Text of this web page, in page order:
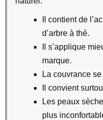
Il contient de
d’arbre à thé.
Il s’applique
marque.
La couvrance
Il convient
Les peaux
plus